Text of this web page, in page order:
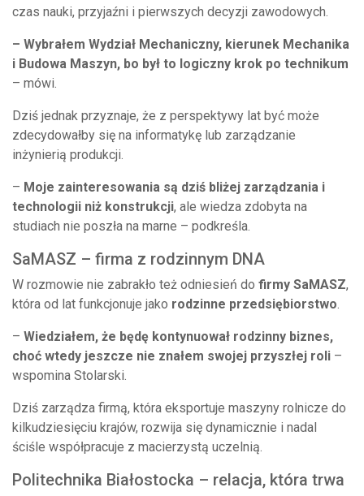
czas nauki, przyjaźni i pierwszych decyzji zawodowych.
– Wybrałem Wydział Mechaniczny, kierunek Mechanika
i Budowa Maszyn, bo był to logiczny krok po technikum
– mówi.
Dziś jednak przyznaje, że z perspektywy lat być może
zdecydowałby się na informatykę lub zarządzanie
inżynierią produkcji.
– Moje zainteresowania są dziś bliżej zarządzania i
technologii niż konstrukcji, ale wiedza zdobyta na
studiach nie poszła na marne – podkreśla.
SaMASZ – firma z rodzinnym DNA
W rozmowie nie zabrakło też odniesień do firmy SaMASZ,
która od lat funkcjonuje jako rodzinne przedsiębiorstwo
– Wiedziałem, że będę kontynuował rodzinny biznes,
choć wtedy jeszcze nie znałem swojej przyszłej roli –
wspomina Stolarski.
Dziś zarządza firmą, która eksportuje maszyny rolnicze do
kilkudziesięciu krajów, rozwija się dynamicznie i nadal
ściśle współpracuje z macierzystą uczelnią.
Politechnika Białostocka – relacja, która trwa